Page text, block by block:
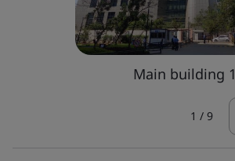
Main building 1
1 / 9